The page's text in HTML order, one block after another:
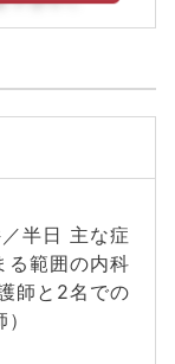
半日 主な症
る範囲の内科
師と2名での